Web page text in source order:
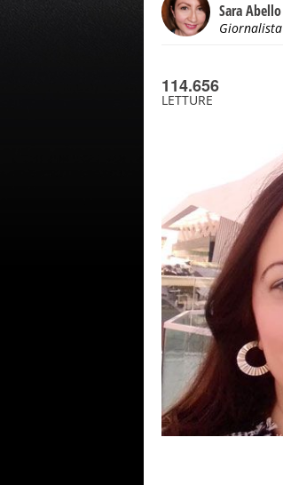
Sara Abello
Giornalista
114.656
LETTURE